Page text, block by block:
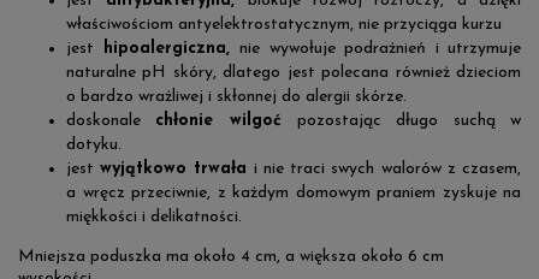
właściwościom antyelektrostatycznym, nie przyciąga kurzu
jest
hipoalergiczna, nie wywołuje podrażnień i utrzymuje
naturalne pH skóry, dlatego jest polecana również dzieciom
o bardzo wrażliwej i skłonnej do alergii skórze.
doskonale chłonie wilgoćpozostając długo suchą w
dotyku.
jestwyjątkowo trwała i nie traci swych walorów z czasem,
a wręcz przeciwnie, z każdym domowym praniem zyskuje na
miękkości i delikatności.
Mniejsza poduszka ma około 4 cm, a większa około 6 cm